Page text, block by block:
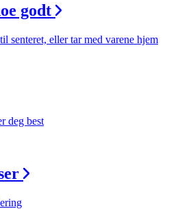
godt
senteret, eller tar med varene hjem
deg best